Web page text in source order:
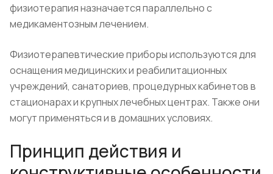
физиотерапия назначается параллельно с
медикаментозным лечением.
Физиотерапевтические приборы используются для
оснащения медицинских и реабилитационных
учреждений, санаториев, процедурных кабинетов в
стационарах и крупных лечебных центрах. Также они
могут применяться и в домашних условиях.
Принцип действия и